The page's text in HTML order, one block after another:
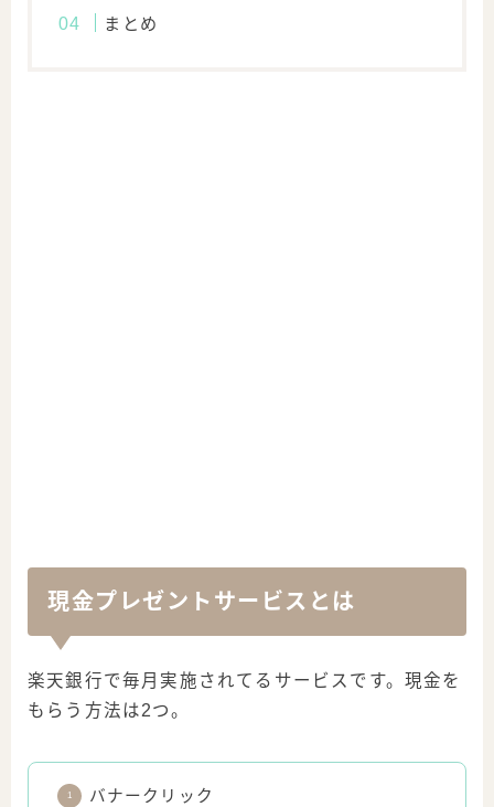
まとめ
現金プレゼントサービスとは
楽天銀行で毎月実施されてるサービスです。現金を
もらう方法は2つ。
バナークリック